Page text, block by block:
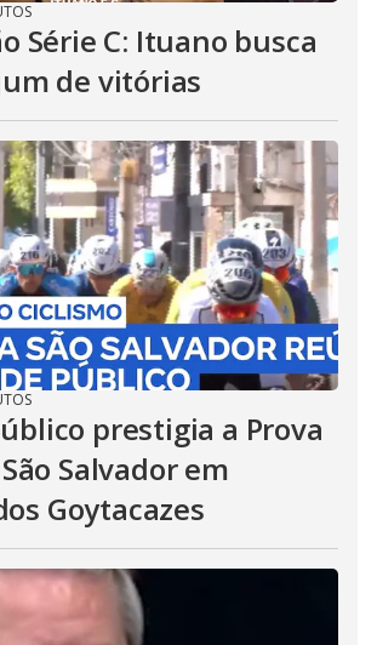
Série C: Ituano busca
de vitórias
prestigia a Prova
Salvador em
Goytacazes